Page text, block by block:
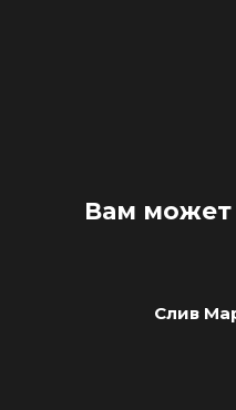
Вам может
Слив